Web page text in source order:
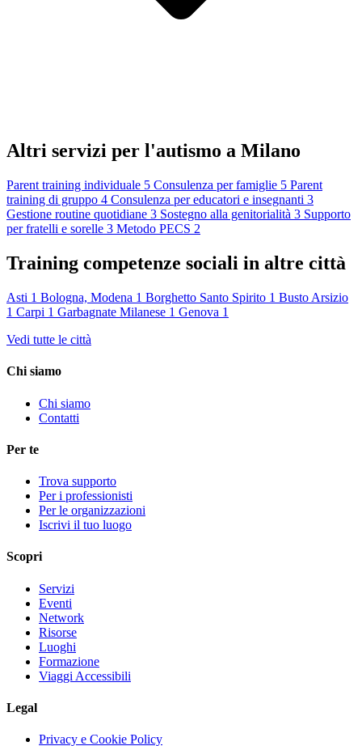
Altri servizi per l'autismo a Milano
Parent training individuale 5 Consulenza per famiglie 5 Parent
training di gruppo 4 Consulenza per educatori e insegnanti 3
Gestione routine quotidiane 3 Sostegno alla genitorialità 3 Supporto
per fratelli e sorelle 3 Metodo PECS 2
Training competenze sociali in altre città
Asti 1 Bologna, Modena 1 Borghetto Santo Spirito 1 Busto Arsizio
1 Carpi 1 Garbagnate Milanese 1 Genova 1
Vedi tutte le città
Chi siamo
Chi siamo
Contatti
Per te
Trova supporto
Per i professionisti
Per le organizzazioni
Iscrivi il tuo luogo
Scopri
Servizi
Eventi
Network
Risorse
Luoghi
Formazione
Viaggi Accessibili
Legal
Privacy e Cookie Policy